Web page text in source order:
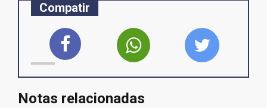
Compatir
Notas relacionadas